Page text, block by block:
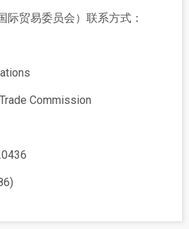
际贸易委员会）联系方式：
Commission